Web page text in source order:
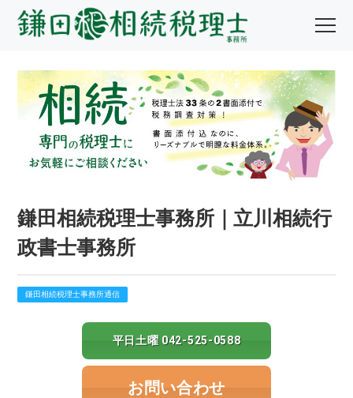
鎌田相続税理士事務所｜立川相続行
政書士事務所
鎌田相続税理士事務所通信
平日土曜 042-525-0588
お問い合わせ